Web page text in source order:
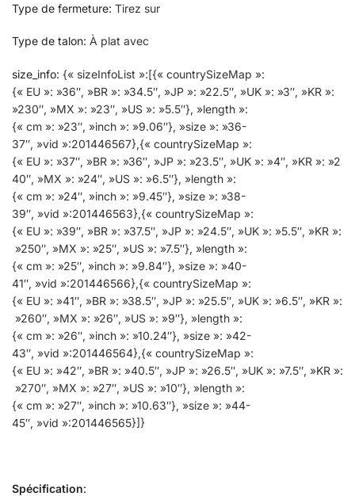
Type de fermeture: Tirez sur
Type de talon: À plat avec
size_info: {« sizeInfoList »:[{« countrySizeMap »:
{« EU »: »36″, »BR »: »34.5″, »JP »: »22.5″, »UK »: »3″, »KR »:
»230″, »MX »: »23″, »US »: »5.5″}, »length »:
{« cm »: »23″, »inch »: »9.06″}, »size »: »36-
37″, »vid »:201446567},{« countrySizeMap »:
{« EU »: »37″, »BR »: »36″, »JP »: »23.5″, »UK »: »4″, »KR »: »2
40″, »MX »: »24″, »US »: »6.5″}, »length »:
{« cm »: »24″, »inch »: »9.45″}, »size »: »38-
39″, »vid »:201446563},{« countrySizeMap »:
{« EU »: »39″, »BR »: »37.5″, »JP »: »24.5″, »UK »: »5.5″, »KR »:
»250″, »MX »: »25″, »US »: »7.5″}, »length »:
{« cm »: »25″, »inch »: »9.84″}, »size »: »40-
41″, »vid »:201446566},{« countrySizeMap »:
{« EU »: »41″, »BR »: »38.5″, »JP »: »25.5″, »UK »: »6.5″, »KR »:
»260″, »MX »: »26″, »US »: »9″}, »length »:
{« cm »: »26″, »inch »: »10.24″}, »size »: »42-
43″, »vid »:201446564},{« countrySizeMap »:
{« EU »: »42″, »BR »: »40.5″, »JP »: »26.5″, »UK »: »7.5″, »KR »:
»270″, »MX »: »27″, »US »: »10″}, »length »:
{« cm »: »27″, »inch »: »10.63″}, »size »: »44-
45″, »vid »:201446565}]}
Spécification: